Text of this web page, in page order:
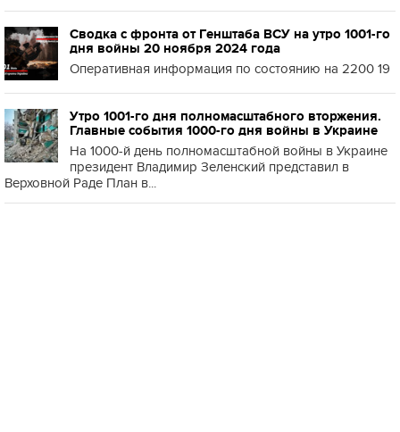
Сводка с фронта от Генштаба ВСУ на утро 1001-го
дня войны 20 ноября 2024 года
Оперативная информация по состоянию на 2200 19
Утро 1001-го дня полномасштабного вторжения.
Главные события 1000-го дня войны в Украине
На 1000-й день полномасштабной войны в Украине
президент Владимир Зеленский представил в
Верховной Раде План в...